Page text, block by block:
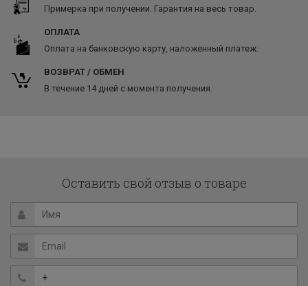
Примерка при получении. Гарантия на весь товар.
ОПЛАТА
Оплата на банковскую карту, наложенный платеж.
ВОЗВРАТ / ОБМЕН
В течение 14 дней с момента получения.
Оставить свой отзыв о товаре